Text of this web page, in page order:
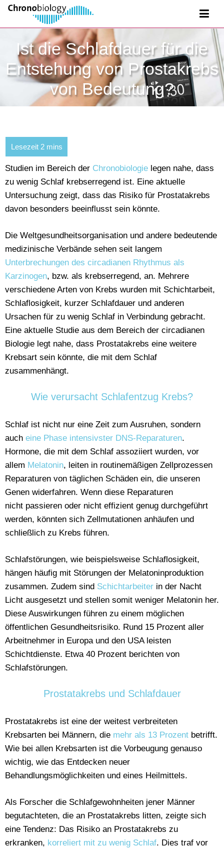
Ist die Schlafdauer für die
Entstehung von Prostakrebs
von Bedeutung?
Studien im Bereich der Chronobiologie legen nahe, dass
zu wenig Schlaf krebserregend ist. Eine aktuelle
Untersuchung zeigt, dass das Risiko für Prostatakrebs
davon besonders beeinflusst sein könnte.
Die Weltgesundheitsorganisation und andere bedeutende
medizinische Verbände sehen seit langem
Unterbrechungen des circadianen Rhythmus als
Karzinogen, bzw. als krebserregend, an. Mehrere
verschiedene Arten von Krebs wurden mit Schichtarbeit,
Schlaflosigkeit, kurzer Schlafdauer und anderen
Ursachen für zu wenig Schlaf in Verbindung gebracht.
Eine aktuelle Studie aus dem Bereich der circadianen
Biologie legt nahe, dass Prostatakrebs eine weitere
Krebsart sein könnte, die mit dem Schlaf
zusammenhängt.
Wie verursacht Schlafentzug Krebs?
Schlaf ist nicht nur eine Zeit zum Ausruhen, sondern
auch eine Phase intensivster DNS-Reparaturen.
Hormone, die mit dem Schlaf assoziiert wurden, vor
allem Melatonin, leiten in routinemäßigen Zellprozessen
Reparaturen von täglichen Schäden ein, die unseren
Genen widerfahren. Wenn diese Reparaturen
nicht passieren oder nicht effizient genug durchgeführt
werden, könnten sich Zellmutationen anhäufen und
schließlich zu Krebs führen.
Schlafstörungen, wie beispielsweise Schlaflosigkeit,
hängen häufig mit Störungen der Melatoninproduktion
zusammen. Zudem sind Schichtarbeiter in der Nacht
Licht ausgesetzt und stellen somit weniger Melatonin her.
Diese Auswirkungen führen zu einem möglichen
öffentlichen Gesundheitsrisiko. Rund 15 Prozent aller
Arbeitnehmer in Europa und den USA leisten
Schichtdienste. Etwa 40 Prozent berichten von
Schlafstörungen.
Prostatakrebs und Schlafdauer
Prostatakrebs ist eine der weitest verbreiteten
Krebsarten bei Männern, die mehr als 13 Prozent betrifft.
Wie bei allen Krebsarten ist die Vorbeugung genauso
wichtig, wie das Entdecken neuer
Behandlungsmöglichkeiten und eines Heilmittels.
Als Forscher die Schlafgewohnheiten jener Männer
begutachteten, die an Prostatakrebs litten, zeigte sich
eine Tendenz: Das Risiko an Prostatakrebs zu
erkranken, korreliert mit zu wenig Schlaf. Dies traf vor